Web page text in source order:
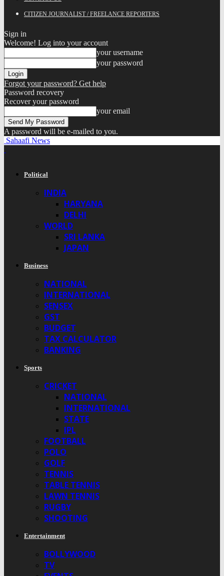
CITIZEN JOURNALIST / FREELANCE REPORTERS
Sign in
Welcome! Log into your account
your username
your password
Forgot your password? Get help
Password recovery
Recover your password
your email
A password will be e-mailed to you.
Sahaafi News
Political
INDIA
HARYANA
DELHI
WORLD
SRI LANKA
JAPAN
Business
NATIONAL
INTERNATIONAL
SENSEX
GST
BUDGET
TAX CALCULATOR
BANKING
Sports
CRICKET
NATIONAL
INTERNATIONAL
STATE
IPL
FOOTBALL
POLO
GOLF
TENNIS
TABLE TENNIS
LAWN TENNIS
RUGBY
SHOOTING
Entertainment
BOLLYWOOD
TV